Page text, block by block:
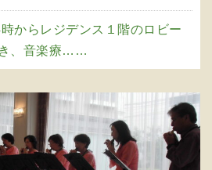
からレジデンス１階のロビー
、音楽療……